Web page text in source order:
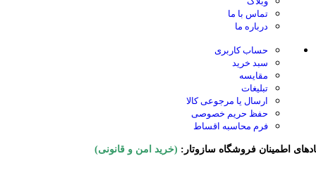
تماس با ما
درباره ما
حساب کاربری
سبد خرید
مقایسه
تبلیغات
ارسال یا مرجوعی کالا
حفظ حریم خصوصی
فرم محاسبه اقساط
اطمینان فروشگاه سازوتار: (خرید امن و قانونی)